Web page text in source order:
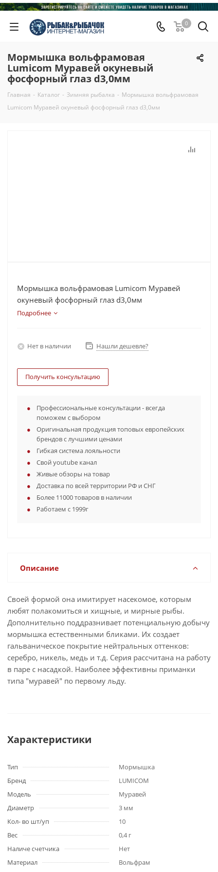
0
Мормышка вольфрамовая
Lumicom Муравей окуневый
фосфорный глаз d3,0мм
Главная - Каталог - Зимняя рыбалка - Мормышка вольфрамовая
Lumicom Муравей окуневый фосфорный глаз d3,0мм
Мормышка вольфрамовая Lumicom Муравей
окуневый фосфорный глаз d3,0мм
Подробнее
Нет в наличии Нашли дешевле?
Получить консультацию
Профессиональные консультации - всегда
поможем с выбором
Оригинальная продукция топовых европейских
брендов с лучшими ценами
Гибкая система лояльности
Свой youtube канал
Живые обзоры на товар
Доставка по всей территории РФ и СНГ
Более 11000 товаров в наличии
Работаем с 1999г
Описание
Своей формой она имитирует насекомое, которым
любят полакомиться и хищные, и мирные рыбы.
Дополнительно поддразнивает потенциальную добычу
мормышка естественными бликами. Их создает
гальваническое покрытие нейтральных оттенков:
серебро, никель, медь и т.д. Серия рассчитана на работу
в паре с насадкой. Наиболее эффективны приманки
типа "муравей" по первому льду.
Характеристики
Тип
Мормышка
Бренд
LUMICOM
Модель
Муравей
Диаметр
3 мм
Кол- во шт/уп
10
Вес
0,4 г
Наличе счетчика
Нет
Материал
Вольфрам